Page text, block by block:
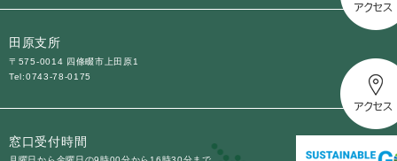
田原支所
〒575-0014 四條畷市上田原1
Tel:0743-78-0175
窓口受付時間